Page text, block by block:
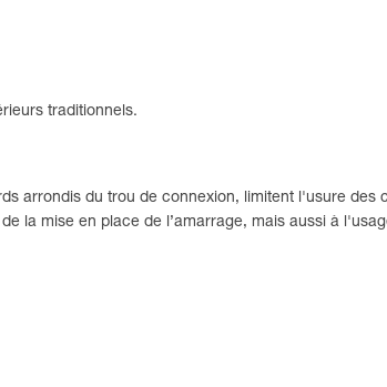
traditionnels.
arrondis du trou de connexion, limitent l'usure des
la mise en place de l’amarrage, mais aussi à